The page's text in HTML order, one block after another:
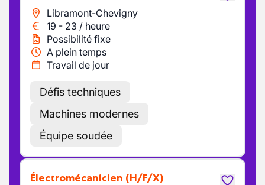
Libramont-Chevigny
19 - 23 / heure
Possibilité fixe
A plein temps
Travail de jour
Défis techniques
Machines modernes
Équipe soudée
Électromécanicien (H/F/X)